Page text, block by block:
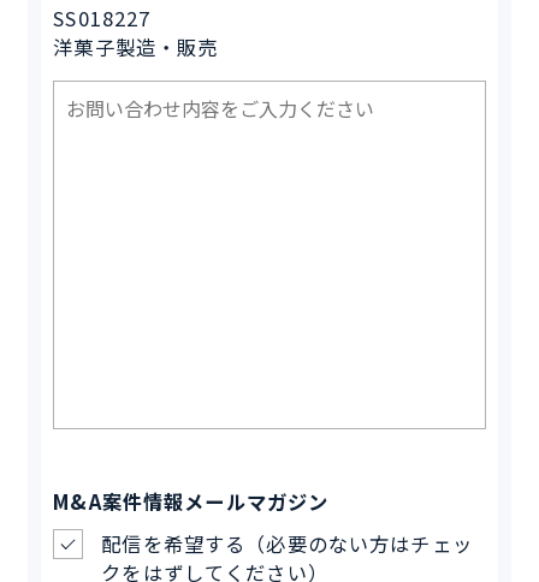
SS018227
洋菓子製造・販売
M&A案件情報メールマガジン
配信を希望する（必要のない方はチェッ
クをはずしてください）